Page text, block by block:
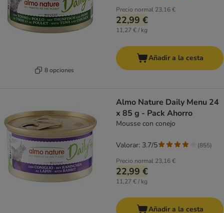
8 opciones
Precio normal 23,16 €
22,99 €
11,27 € / kg
Añadir a la cesta
Almo Nature Daily Menu 24
x 85 g - Pack Ahorro
Mousse con conejo
Precio normal 23,16 €
22,99 €
11,27 € / kg
Valorar: 3.7/5 (855)
Añadir a la cesta